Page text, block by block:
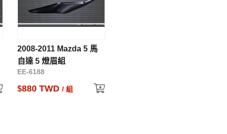
2008-2011 Mazda 5 馬
自達 5 燈眉組
EE-6188
$880 TWD/ 組